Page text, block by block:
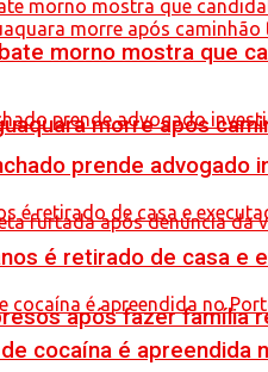
morre após
após fazer família
morno mostra que
prende
é retirado de casa e
cocaína é